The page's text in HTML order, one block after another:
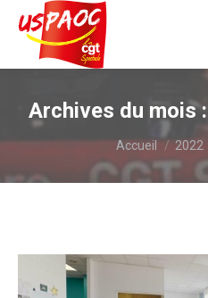
Archives du mois :
Vous êtes ici :
Accueil 2022